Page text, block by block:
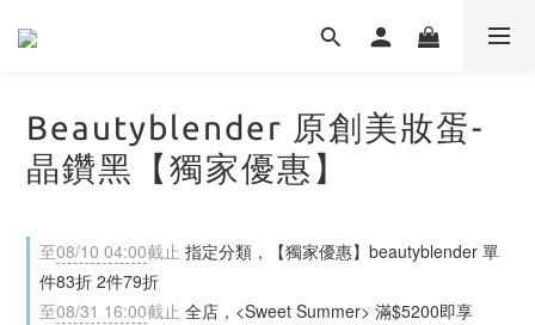
Beautyblender 原創美妝蛋-
晶鑽黑【獨家優惠】
至08/10 04:00截止 指定分類，【獨家優惠】beautyblender 單
件83折 2件79折
至08/31 16:00截止 全店，<Sweet Summer> 滿$5200即享